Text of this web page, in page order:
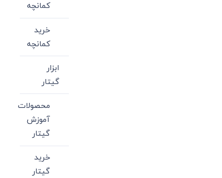
کمانچه
خرید
کمانچه
ابزار
گیتار
محصولات
آموزش
گیتار
خرید
گیتار